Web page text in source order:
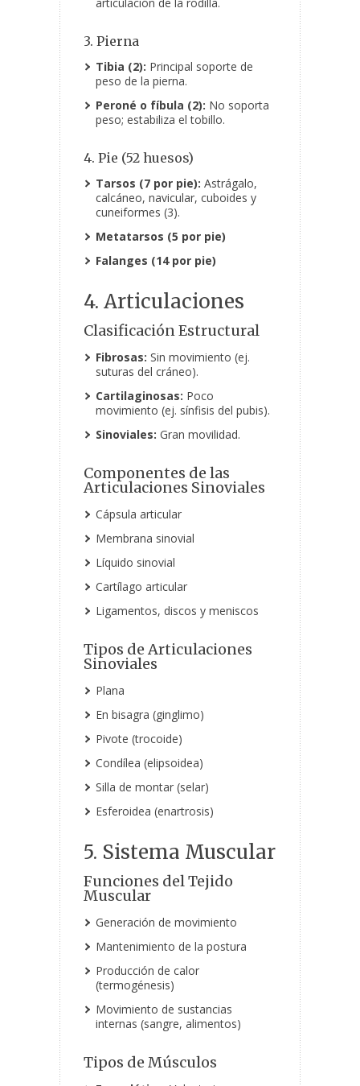
articulación de la rodilla.
3. Pierna
Tibia (2): Principal soporte de
peso de la pierna.
Peroné o fíbula (2): No soporta
peso; estabiliza el tobillo.
4. Pie (52 huesos)
Tarsos (7 por pie): Astrágalo,
calcáneo, navicular, cuboides y
cuneiformes (3).
Metatarsos (5 por pie)
Falanges (14 por pie)
4. Articulaciones
Clasificación Estructural
Fibrosas: Sin movimiento (ej.
suturas del cráneo).
Cartilaginosas: Poco
movimiento (ej. sínfisis del pubis).
Sinoviales: Gran movilidad.
Componentes de las
Articulaciones Sinoviales
Cápsula articular
Membrana sinovial
Líquido sinovial
Cartílago articular
Ligamentos, discos y meniscos
Tipos de Articulaciones
Sinoviales
Plana
En bisagra (ginglimo)
Pivote (trocoide)
Condílea (elipsoidea)
Silla de montar (selar)
Esferoidea (enartrosis)
5. Sistema Muscular
Funciones del Tejido
Muscular
Generación de movimiento
Mantenimiento de la postura
Producción de calor
(termogénesis)
Movimiento de sustancias
internas (sangre, alimentos)
Tipos de Músculos